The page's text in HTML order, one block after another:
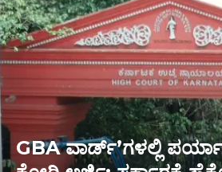
GBA ವಾರ್ಡ್ʼಗಳಲ್ಲಿ